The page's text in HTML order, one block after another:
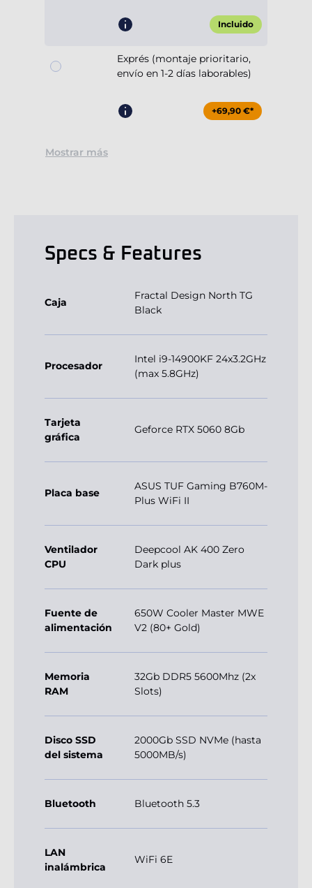
Incluido
Exprés (montaje prioritario,
envío en 1-2 días laborables)
+69,90 €*
Mostrar más
Specs & Features
Caja
Fractal Design North TG
Black
Procesador
Intel i9-14900KF 24x3.2GHz
(max 5.8GHz)
Tarjeta
gráfica
Geforce RTX 5060 8Gb
Placa base
ASUS TUF Gaming B760M-
Plus WiFi II
Ventilador
CPU
Deepcool AK 400 Zero
Dark plus
Fuente de
alimentación
650W Cooler Master MWE
V2 (80+ Gold)
Memoria
RAM
32Gb DDR5 5600Mhz (2x
Slots)
Disco SSD
del sistema
2000Gb SSD NVMe (hasta
5000MB/s)
Bluetooth Bluetooth 5.3
LAN
inalámbrica
WiFi 6E